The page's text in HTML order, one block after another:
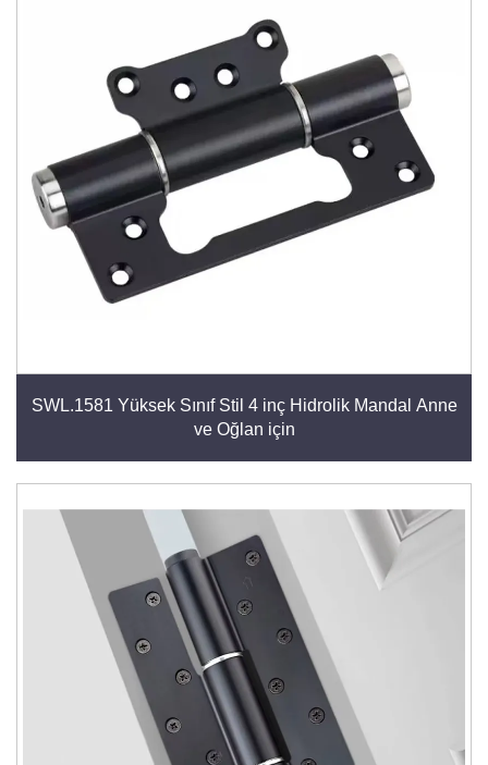
SWL.1581 Yüksek Sınıf Stil 4 inç Hidrolik Mandal Anne
ve Oğlan için